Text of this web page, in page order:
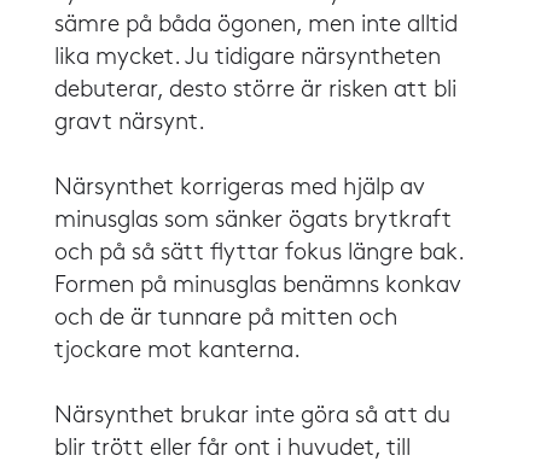
sämre på båda ögonen, men inte alltid
lika mycket. Ju tidigare närsyntheten
debuterar, desto större är risken att bli
gravt närsynt.
​​Närsynthet korrigeras med hjälp av
minusglas som sänker ögats brytkraft
och på så sätt flyttar fokus längre bak.
Formen på minusglas benämns konkav
och de är tunnare på mitten och
tjockare mot kanterna.
​​Närsynthet brukar inte göra så att du
blir trött eller får ont i huvudet, till